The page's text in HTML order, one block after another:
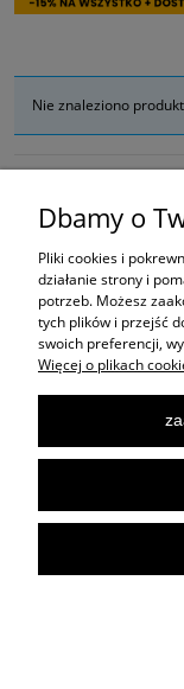
Nie znaleziono
Dbamy o
Pliki cookies i
działanie strony i
potrzeb. Możesz
tych plików i przejść
swoich preferencji,
Więcej o plikach